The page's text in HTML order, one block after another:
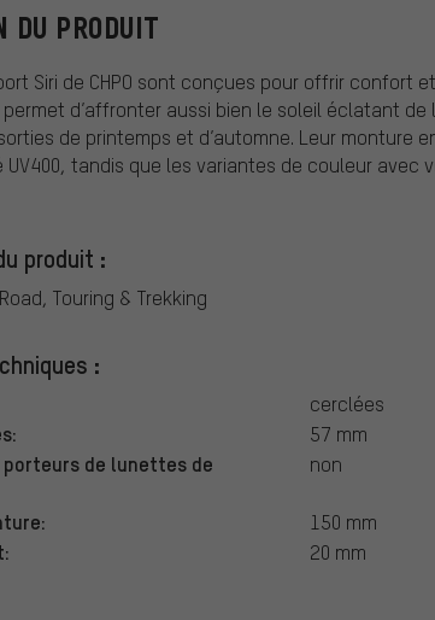
DU PRODUIT
Siri de CHPO sont conçues pour offrir confort
d’affronter aussi bien le soleil éclatant de
de printemps et d’automne. Leur monture
UV400, tandis que les variantes de couleur avec
produit :
Touring & Trekking
:
cerclées
57 mm
de lunettes de
non
150 mm
20 mm